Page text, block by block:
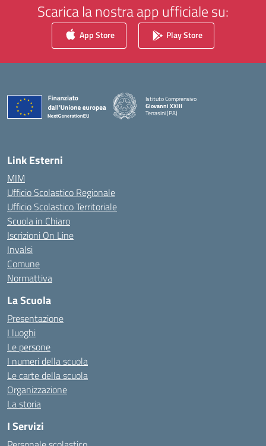
Scarica la nostra app ufficiale su:
App Store Play Store
Istituto Comprensivo
Giovanni XXIII
Terrasini (PA)
Link Esterni
MIM
Ufficio Scolastico Regionale
Ufficio Scolastico Territoriale
Scuola in Chiaro
Iscrizioni On Line
Invalsi
Comune
Normattiva
La Scuola
Presentazione
I luoghi
Le persone
I numeri della scuola
Le carte della scuola
Organizzazione
La storia
I Servizi